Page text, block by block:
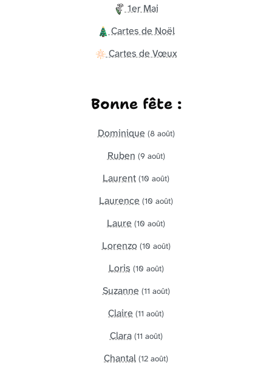
1er Mai
Cartes de Noël
Cartes de Vœux
Bonne fête :
Dominique (8 août)
Ruben (9 août)
Laurent (10 août)
Laurence (10 août)
Laure (10 août)
Lorenzo (10 août)
Loris (10 août)
Suzanne (11 août)
Claire (11 août)
Clara (11 août)
Chantal (12 août)